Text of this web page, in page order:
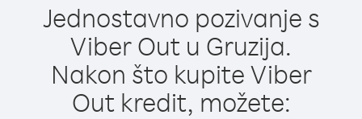
Jednostavno pozivanje s
Viber Out u Gruzija.
Nakon što kupite Viber
Out kredit, možete: